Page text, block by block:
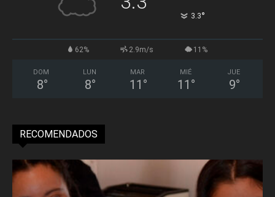
3.3°
62% 2.9m/s 11%
DOM
8°
LUN
8°
MAR
11 °
MIÉ
11 °
JUE
9°
RECOMENDADOS